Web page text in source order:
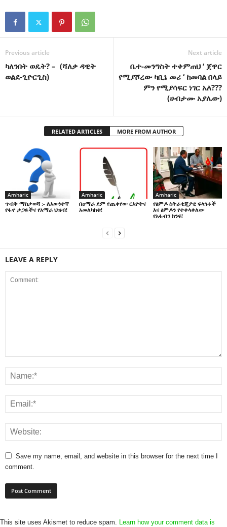
Previous article
ካለንበት ወዴት? – (ሻለቃ ዳዊት
ወልደ-ጊዮርጊስ)
Next article
ቤተ-መንግስት ተቀምጠህ ‘ ጀዋር
የሚያሾረው ካቢኔ መሪ ‘ ከመባል በላይ
ምን የሚያሳፍር ነገር አለ???
(ሀብታሙ አያሌው)
RELATED ARTICLES MORE FROM AUTHOR
Amharic
ጥብቅ ማስታወሻ :- ለእውነተኛ
የፋኖ ታጋዬችና የአማራ ህዝብ!
Amharic
በዐማራ ደም የጨቀየው ርእዮትና
አመለካከቱ!
Amharic
የፅምዶ ስትራቴጂያዊ ፍላጎቶች
እና ፅምዶን የተቀላቀለው
የአፋብን ክንፍ!
LEAVE A REPLY
Save my name, email, and website in this browser for the next time I
comment.
This site uses Akismet to reduce spam. Learn how your comment data is